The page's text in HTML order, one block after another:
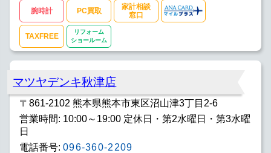
腕時計 PC買取
家計相談
窓口
TAXFREE
リフォーム
ショールーム
マツヤデンキ秋津店
〒861-2102 熊本県熊本市東区沼山津3丁目2-6
営業時間: 10:00～19:00 定休日・第2水曜日・第3水曜
日
電話番号: 096-360-2209